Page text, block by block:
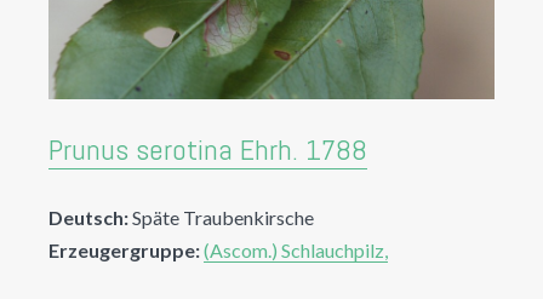
Prunus serotina Ehrh. 1788
Deutsch:Späte Traubenkirsche
Erzeugergruppe:(Ascom.) Schlauchpilz,